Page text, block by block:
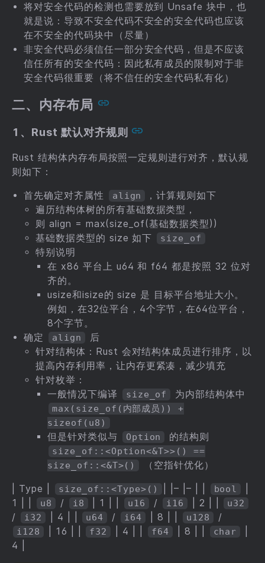
将对安全代码的检测也需要放到 Unsafe 块中，也
就是说：导致不安全代码不安全的安全代码也应该
在不安全的代码块中（尽量）
非安全代码必须信任一部分安全代码，但是不应该
信任所有的安全代码：因此私有成员的限制对于非
安全代码很重要（将不信任的安全代码私有化）
二、内存布局
1、Rust 默认对齐规则
Rust 结构体内存布局按照一定规则进行对齐，默认规
则如下：
首先确定对齐属性 align
，计算规则如下
遍历结构体树的所有基础数据类型，
则 align = max(size_of(基础数据类型))
基础数据类型的 size 如下
size_of
特别说明
在 x86 平台上 u64 和 f64 都是按照 32 位对
齐的。
usize和isize的 size 是 目标平台地址大小。
例如，在32位平台，4个字节，在64位平台，
8个字节。
确定
align
后
针对结构体：Rust 会对结构体成员进行排序，以
提高内存利用率，让内存更紧凑，减少填充
针对枚举：
一般情况下编译
size_of 为内部结构体中
max(size_of(内部成员)) +
sizeof(u8)
但是针对类似与 Option 的结构则
size_of::<Option<&T>>() ==
size_of::<&T>()
（空指针优化）
| Type | size_of::<Type>() | |– |– | | bool
1 | |
u8 / i8 | 1 | | u16 / i16 | 2 | | u32
/ i32 | 4 | | u64 / i64 | 8 | | u128 /
i128 | 16 | | f32 | 4 | | f64 | 8 | | char
4 |